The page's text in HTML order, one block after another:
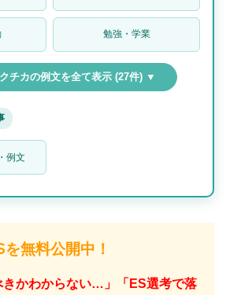
勉強・学業
チカの例文を全て表示 (27件) ▼
例文
無料公開中！
きかわからない…」「ES選考で落